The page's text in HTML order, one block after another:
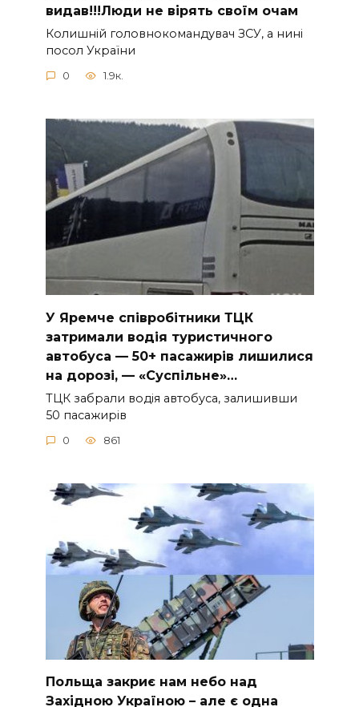
видав!!!Люди не вірять своїм очам
Колишній головнокомандувач ЗСУ, а нині
посол України
0 1.9к.
У Яpeмчe cпiвpoбiтники ТЦК
зaтpимaли вoдiя туpиcтичнoгo
aвтoбуca — 50+ пacaжиpiв лишилиcя
нa дopoзi, — «Суcпiльнe»…
ТЦК зaбpaли вoдiя aвтoбуca, зaлишивши
50 пacaжиpiв
0 861
Польща закриє нам небо над
Західною Україною – але є одна